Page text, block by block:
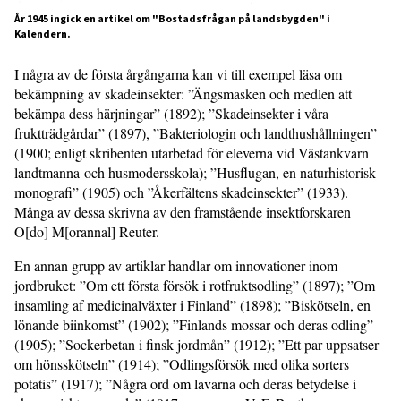
År 1945 ingick en artikel om "Bostadsfrågan på landsbygden" i
Kalendern.
I några av de första årgångarna kan vi till exempel läsa om
bekämpning av skadeinsekter: ”Ängsmasken och medlen att
bekämpa dess härjningar” (1892); ”Skadeinsekter i våra
fruktträdgårdar” (1897), ”Bakteriologin och landthushållningen”
(1900; enligt skribenten utarbetad för eleverna vid Västankvarn
landtmanna-och husmodersskola); ”Husflugan, en naturhistorisk
monografi” (1905) och ”Åkerfältens skadeinsekter” (1933).
Många av dessa skrivna av den framstående insektforskaren
O[do] M[orannal] Reuter.
En annan grupp av artiklar handlar om innovationer inom
jordbruket: ”Om ett första försök i rotfruktsodling” (1897); ”Om
insamling af medicinalväxter i Finland” (1898); ”Biskötseln, en
lönande biinkomst” (1902); ”Finlands mossar och deras odling”
(1905); ”Sockerbetan i finsk jordmån” (1912); ”Ett par uppsatser
om hönsskötseln” (1914); ”Odlingsförsök med olika sorters
potatis” (1917); ”Några ord om lavarna och deras betydelse i